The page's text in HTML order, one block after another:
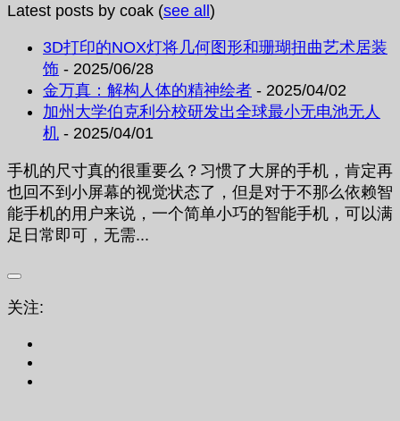
Latest posts by coak (see all)
3D打印的NOX灯将几何图形和珊瑚扭曲艺术居装
饰 - 2025/06/28
金万真：解构人体的精神绘者 - 2025/04/02
加州大学伯克利分校研发出全球最小无电池无人
机 - 2025/04/01
手机的尺寸真的很重要么？习惯了大屏的手机，肯定再
也回不到小屏幕的视觉状态了，但是对于不那么依赖智
能手机的用户来说，一个简单小巧的智能手机，可以满
足日常即可，无需...
关注: